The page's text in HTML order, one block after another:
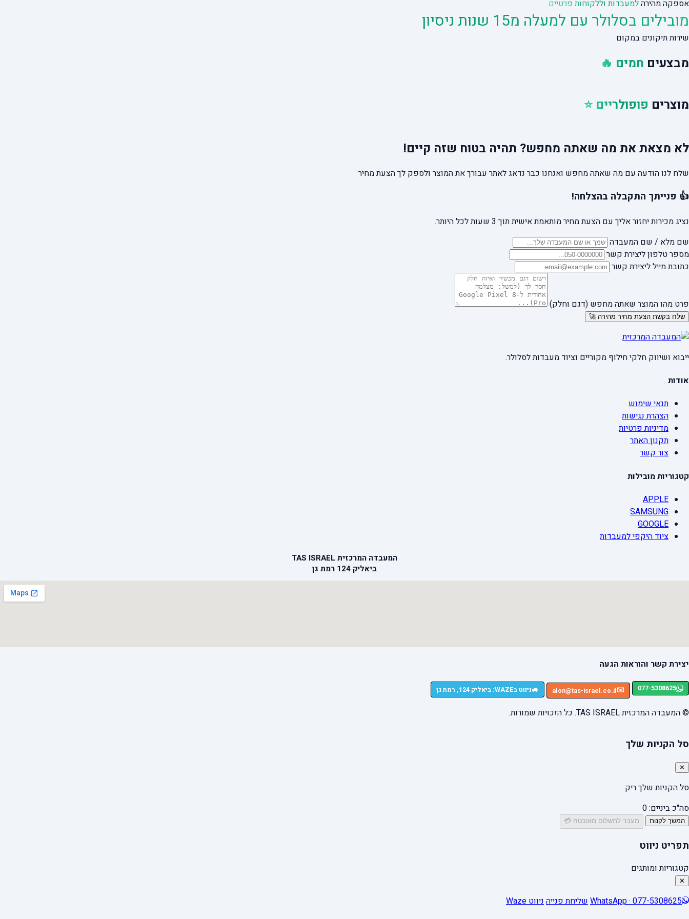
אספקה מהירהלמעבדות וללקוחות פרטיים
מובילים בסלולר עם למעלה מ15 שנות ניסיון
שירות תיקונים במקום
מבצעים חמים 🔥
מוצרים פופולריים ⭐
לא מצאת את מה שאתה מחפש? תהיה בטוח שזה קיים!
שלח לנו הודעה עם מה שאתה מחפש ואנחנו כבר נדאג לאתר עבורך את המוצר ולספק לך הצעת מחיר
👍 פנייתך התקבלה בהצלחה!
נציג מכירות יחזור אליך עם הצעת מחיר מותאמת אישית תוך 3 שעות לכל היותר.
שם מלא / שם המעבדה
מספר טלפון ליצירת קשר
כתובת מייל ליצירת קשר
פרט מהו המוצר שאתה מחפש (דגם וחלק)
שלח בקשת הצעת מחיר מהירה 🚀
ייבוא ושיווק חלקי חילוף מקוריים וציוד מעבדות לסלולר.
אודות
תנאי שימוש
הצהרת נגישות
מדיניות פרטיות
תקנון האתר
צור קשר
קטגוריות מובילות
APPLE
SAMSUNG
GOOGLE
ציוד היקפי למעבדות
המעבדה המרכזית TAS ISRAEL
ביאליק 124 רמת גן
יצירת קשר והוראות הגעה
077-5308625
✉️
alon@tas-israel.co.il
🚙ניווט בWAZE: ביאליק 124, רמת גן
© המעבדה המרכזית TAS ISRAEL. כל הזכויות שמורות.
סל הקניות שלך
✕
סל הקניות שלך ריק
סה"כ ביניים:0
המשך לקנות מעבר לתשלום מאובטח 💳
תפריט ניווט
קטגוריות ומותגים
✕
WhatsApp · 077-5308625שליחת פנייהניווט Waze